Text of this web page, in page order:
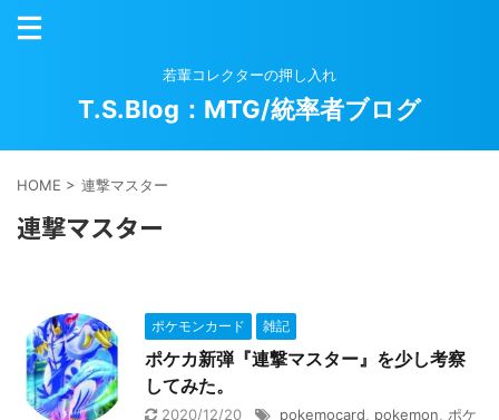
若輩コレクターの押し入れ
T.S.Blog：MTG/統率者ブログ
HOME > 連撃マスター
連撃マスター
ポケモンカード 雑記
ポケカ新弾『連撃マスター』を少し考察
してみた。
2020/12/20 pokemocard pokemon
ポケ